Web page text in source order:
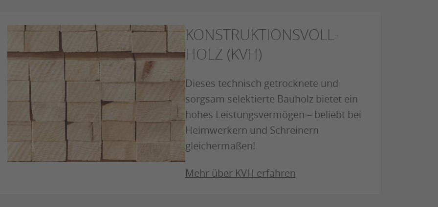
KONSTRUKTIONSVOLL-
HOLZ (KVH)
Dieses technisch getrocknete und
sorgsam selektierte Bauholz bietet ein
hohes Leistungsvermögen – beliebt bei
Heimwerkern und Schreinern
gleichermaßen!
Mehr über KVH erfahren